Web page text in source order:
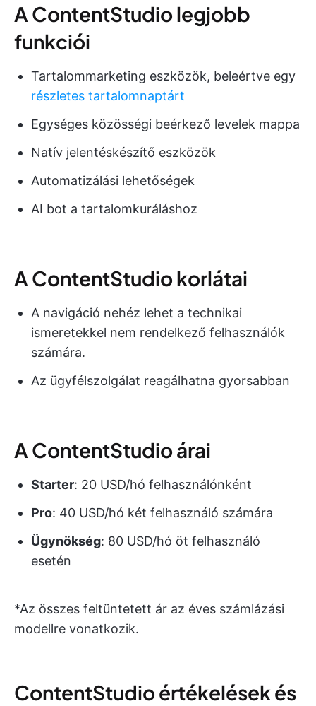
A ContentStudio legjobb
funkciói
Tartalommarketing eszközök, beleértve egy
részletes tartalomnaptárt
Egységes közösségi beérkező levelek mappa
Natív jelentéskészítő eszközök
Automatizálási lehetőségek
AI bot a tartalomkuráláshoz
A ContentStudio korlátai
A navigáció nehéz lehet a technikai
ismeretekkel nem rendelkező felhasználók
számára.
Az ügyfélszolgálat reagálhatna gyorsabban
A ContentStudio árai
Starter: 20 USD/hó felhasználónként
Pro: 40 USD/hó két felhasználó számára
Ügynökség: 80 USD/hó öt felhasználó
esetén
*Az összes feltüntetett ár az éves számlázási
modellre vonatkozik.
ContentStudio értékelések és